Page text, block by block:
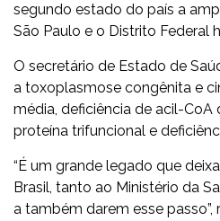
segundo estado do país a
São Paulo e o Distrito Federal
O secretário de Estado de
a toxoplasmose congênita e
média, deficiência de acil-
proteína trifuncional e
“É um grande legado que
Brasil, tanto ao Ministério da
a também darem esse